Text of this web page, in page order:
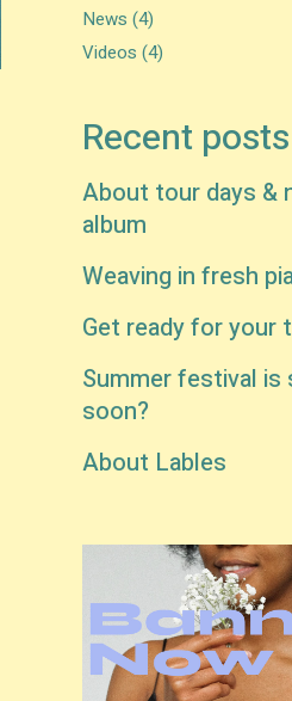
News (4)
Videos (4)
Recent posts
About tour days &
album
Weaving in fresh
Get ready for your
Summer festival is
soon?
About Lables